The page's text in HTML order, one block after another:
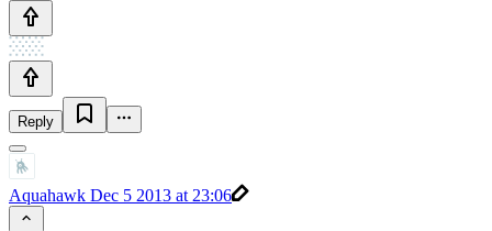
Reply
Aquahawk Dec 5 2013 at 23:06